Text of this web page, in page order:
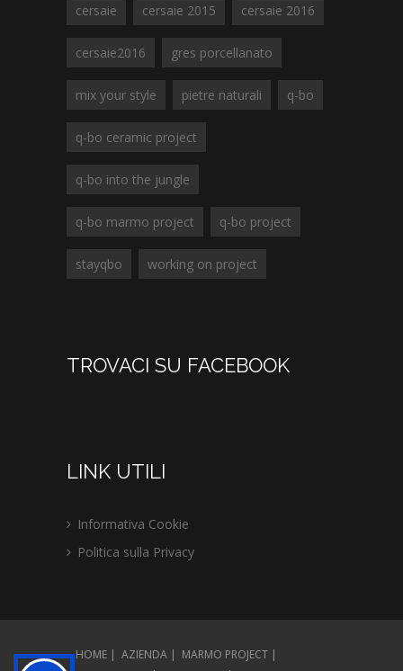
cersaie cersaie 2015 cersaie 2016
cersaie2016 gres porcellanato
mix your style pietre naturali q-bo
q-bo ceramic project
q-bo into the jungle
q-bo marmo project q-bo project
stayqbo working on project
TROVACI SU FACEBOOK
LINK UTILI
Informativa Cookie
Politica sulla Privacy
HOME AZIENDA
MARMO PROJECT